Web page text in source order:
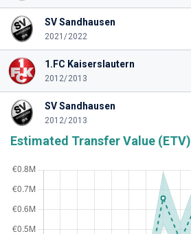
SV Sandhausen
2021/2022
1.FC Kaiserslautern
2012/2013
SV Sandhausen
2012/2013
Estimated Transfer Value (ETV)